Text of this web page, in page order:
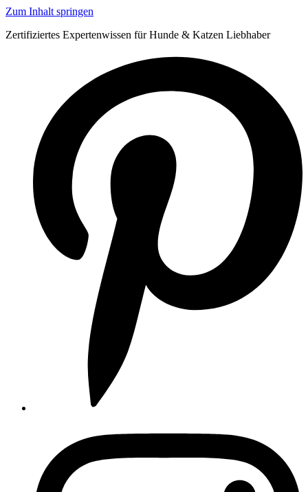
Zum Inhalt springen
Zertifiziertes Expertenwissen für Hunde & Katzen Liebhaber